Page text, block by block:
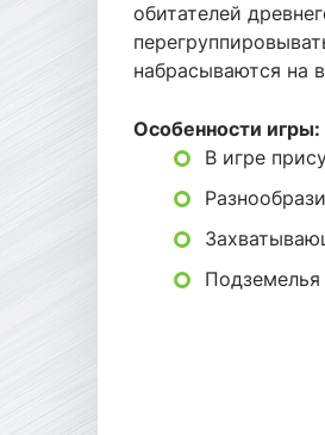
обитателей
набрасываются на
Особенности игры:
В игре